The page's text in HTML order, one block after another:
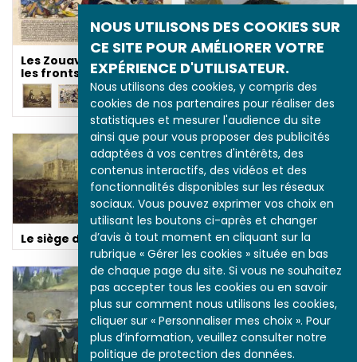
NOUS UTILISONS DES COOKIES SUR
CE SITE POUR AMÉLIORER VOTRE
EXPÉRIENCE D'UTILISATEUR.
Nous utilisons des cookies, y compris des
cookies de nos partenaires pour réaliser des
statistiques et mesurer l'audience du site
ainsi que pour vous proposer des publicités
adaptées à vos centres d'intérêts, des
contenus interactifs, des vidéos et des
fonctionnalités disponibles sur les réseaux
sociaux. Vous pouvez exprimer vos choix en
utilisant les boutons ci-après et changer
d’avis à tout moment en cliquant sur la
rubrique « Gérer les cookies » située en bas
de chaque page du site. Si vous ne souhaitez
pas accepter tous les cookies ou en savoir
plus sur comment nous utilisons les cookies,
cliquer sur « Personnaliser mes choix ». Pour
plus d’information, veuillez consulter notre
politique de protection des données.
Les Zouaves sur tous
les fronts
Bazaine, commandant
de l'expédition du
Mexique
Le siège de Puebla